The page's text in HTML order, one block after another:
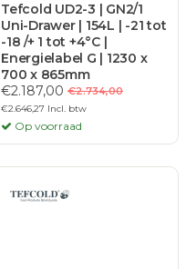
Tefcold UD2-3 | GN2/1
Uni-Drawer | 154L | -21 tot
-18 /+ 1 tot +4°C |
Energielabel G | 1230 x
700 x 865mm
€2.187,00 €2.734,00
€2.646,27 Incl. btw
Op voorraad